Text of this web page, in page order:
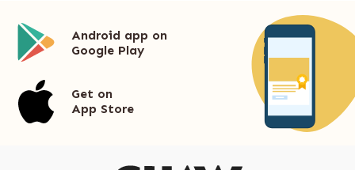
Android app on
Google Play
Get on
App Store